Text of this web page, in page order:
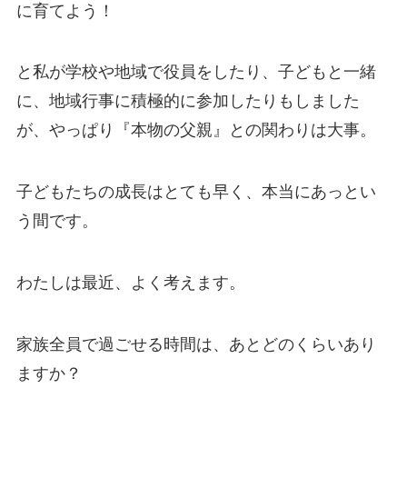
に育てよう！
と私が学校や地域で役員をしたり、子どもと一緒
に、地域行事に積極的に参加したりもしました
が、やっぱり『本物の父親』との関わりは大事。
子どもたちの成長はとても早く、本当にあっとい
う間です。
わたしは最近、よく考えます。
家族全員で過ごせる時間は、あとどのくらいあり
ますか？